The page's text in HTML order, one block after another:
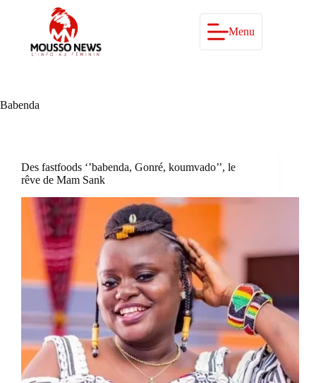
Menu
Babenda
Des fastfoods ‘’babenda, Gonré, koumvado’’, le
rêve de Mam Sank